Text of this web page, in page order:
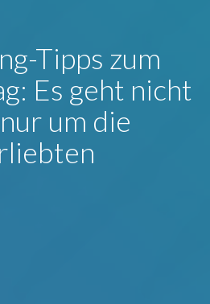
Tipps zum
Es geht nicht
um die